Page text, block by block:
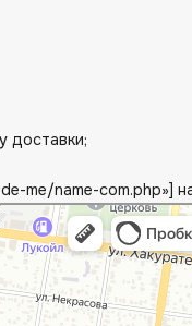
доставки;
me/name-com.php»]